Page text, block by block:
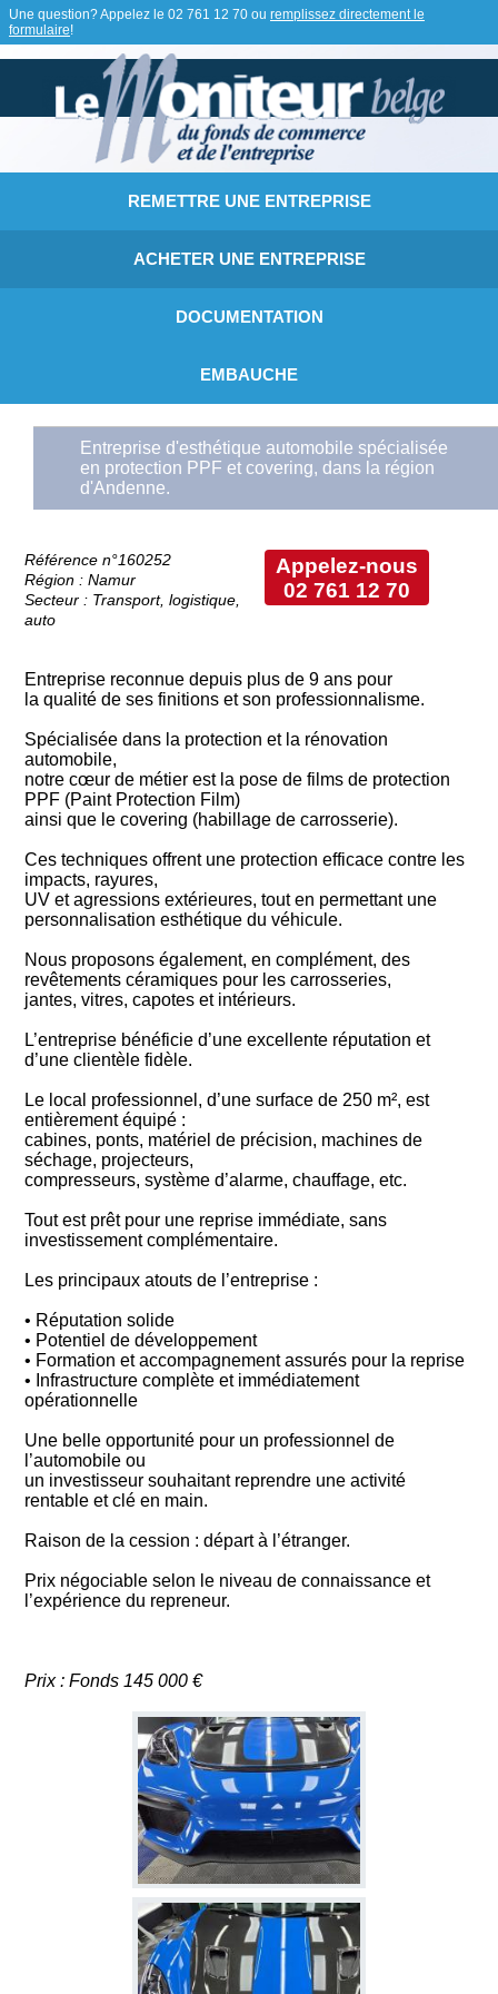
Une question? Appelez le 02 761 12 70 ou remplissez directement le
formulaire!
REMETTRE UNE ENTREPRISE
ACHETER UNE ENTREPRISE
DOCUMENTATION
EMBAUCHE
Entreprise d'esthétique automobile spécialisée
en protection PPF et covering, dans la région
d'Andenne.
Appelez-nous
02 761 12 70
Référence n°160252
Région : Namur
Secteur : Transport, logistique,
auto
Entreprise reconnue depuis plus de 9 ans pour
la qualité de ses finitions et son professionnalisme.
Spécialisée dans la protection et la rénovation
automobile,
notre cœur de métier est la pose de films de protection
PPF (Paint Protection Film)
ainsi que le covering (habillage de carrosserie).
Ces techniques offrent une protection efficace contre les
impacts, rayures,
UV et agressions extérieures, tout en permettant une
personnalisation esthétique du véhicule.
Nous proposons également, en complément, des
revêtements céramiques pour les carrosseries,
jantes, vitres, capotes et intérieurs.
L’entreprise bénéficie d’une excellente réputation et
d’une clientèle fidèle.
Le local professionnel, d’une surface de 250 m², est
entièrement équipé :
cabines, ponts, matériel de précision, machines de
séchage, projecteurs,
compresseurs, système d’alarme, chauffage, etc.
Tout est prêt pour une reprise immédiate, sans
investissement complémentaire.
Les principaux atouts de l’entreprise :
• Réputation solide
• Potentiel de développement
• Formation et accompagnement assurés pour la reprise
• Infrastructure complète et immédiatement
opérationnelle
Une belle opportunité pour un professionnel de
l’automobile ou
un investisseur souhaitant reprendre une activité
rentable et clé en main.
Raison de la cession : départ à l’étranger.
Prix négociable selon le niveau de connaissance et
l’expérience du repreneur.
Prix : Fonds 145 000 €